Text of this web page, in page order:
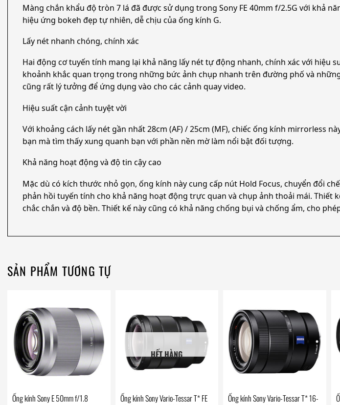
Màng chắn khẩu độ tròn 7 lá đã được sử dụng trong Sony FE 40mm f/2.5G với khả
hiệu ứng bokeh đẹp tự nhiên, dễ chịu của ống kính G.
Lấy nét nhanh chóng, chính xác
Hai động cơ tuyến tính mang lại khả năng lấy nét tự động nhanh, chính xác với
khoảnh khắc quan trọng trong những bức ảnh chụp nhanh trên đường phố và
cũng rất lý tưởng để ứng dụng vào cho các cảnh quay video.
Hiệu suất cận cảnh tuyệt vời
Với khoảng cách lấy nét gần nhất 28cm (AF) / 25cm (MF), chiếc ống kính mirrorless
bạn mà tìm thấy xung quanh bạn với phần nền mờ làm nổi bật đối tượng.
Khả năng hoạt động và độ tin cậy cao
Mặc dù có kích thước nhỏ gọn, ống kính này cung cấp nút Hold Focus, chuyển đổi
phản hồi tuyến tính cho khả năng hoạt động trực quan và chụp ảnh thoải mái.
chắc chắn và độ bền. Thiết kế này cũng có khả năng chống bụi và chống ẩm, cho
SẢN PHẨM TƯƠNG TỰ
Ống kính Sony E 50mm f/1.8
HẾT HÀNG
Ống kính Sony Vario-Tessar T* FE
Ống kính Sony Vario-Tessar T* 16-